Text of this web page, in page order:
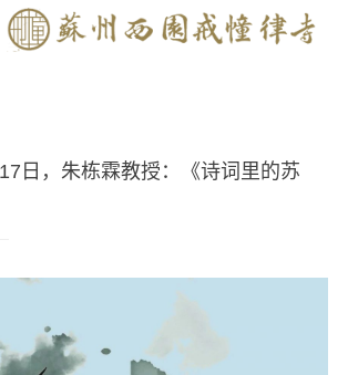
日，朱栋霖教授：《诗词里的苏